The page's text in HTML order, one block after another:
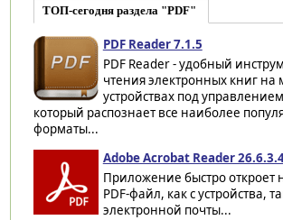
ТОП-сегодня раздела "PDF"
PDF Reader 7.1.5
PDF Reader - удобный
чтения электронных книг
устройствах под
который распознает все наиболее
форматы...
Adobe Acrobat Reader
Приложение быстро откроет
PDF-файл, как с устройства,
электронной почты...